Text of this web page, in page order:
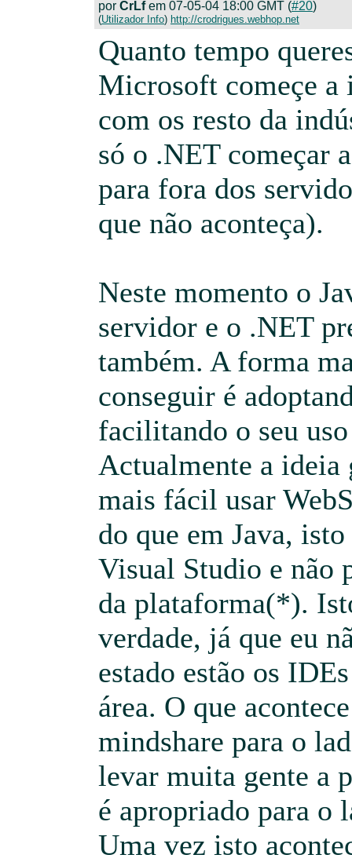
por CrLfem 07-05-04 18:00 GMT (#20)
(Utilizador Info) http://crodrigues.webhop.net
Quanto tempo
Microsoft começe
com os resto da
só o .NET começar
para fora dos
que não aconteça).
Neste momento o
servidor e o .NET
também. A forma
conseguir é
facilitando o seu
Actualmente a ideia
mais fácil usar
do que em Java,
Visual Studio e não
da plataforma(*).
verdade, já que eu
estado estão os
área. O que
mindshare para o
levar muita gente a
é apropriado para o
Uma vez isto